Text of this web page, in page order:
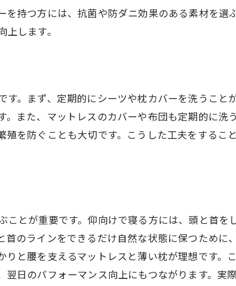
のレイアウト
した空気清浄法
トが睡眠に与える影響
の効果的な使い方
トックスの重要性
れる簡単なリラックス法
きるマインドフルネス
物で心を和ませる
の香りでリラックス
持つ方には、抗菌や防ダニ効果のある素材を選
します。
。まず、定期的にシーツや枕カバーを洗うこと
また、マットレスのカバーや布団も定期的に洗
を防ぐことも大切です。こうした工夫をするこ
とが重要です。仰向けで寝る方には、頭と首を
のラインをできるだけ自然な状態に保つために
と腰を支えるマットレスと薄い枕が理想です。
日のパフォーマンス向上にもつながります。実